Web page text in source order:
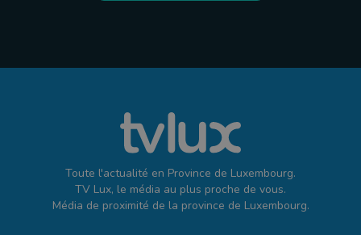
Toute l'actualité en Province de Luxembourg.
TV Lux, le média au plus proche de vous.
Média de proximité de la province de Luxembourg.